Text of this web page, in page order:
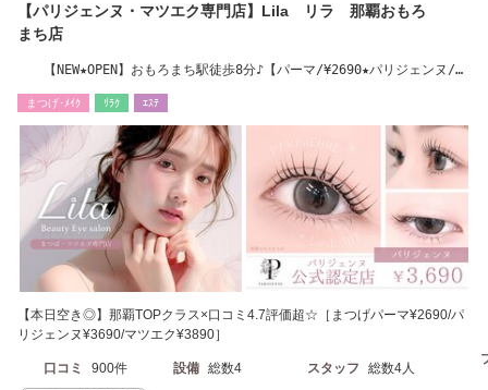
【パリジェンヌ・マツエク専門店】Lila リラ 那覇おもろ
まち店
【NEW★OPEN】おもろまち駅徒歩8分♪【パーマ/¥2690★パリジェンヌ/
まつげ･ﾒｲｸ ﾘﾗｸ ｴｽﾃ
【本日空き◎】那覇TOPクラス×口コミ4.7評価超☆［まつげパーマ¥2690/パ
リジェンヌ¥3690/マツエク¥3890］
口コミ 900件 設備 総数4 スタッフ 総数4人